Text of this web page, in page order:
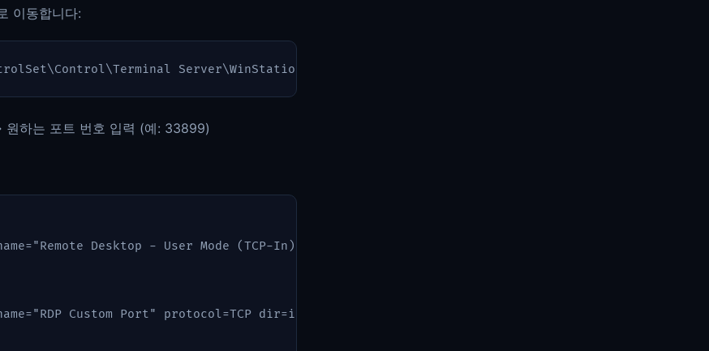
이동합니다:
하는 포트 번호 입력 (예: 33899)
="Remote Desktop - User Mode (TCP-In)"
="RDP Custom Port" protocol=TCP dir=in